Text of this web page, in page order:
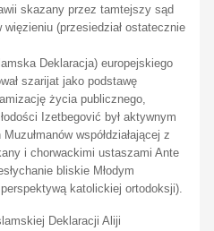
skazany przez tamtejszy sąd
więzieniu (przesiedział ostatecznie
Deklaracja) europejskiego
szarijat jako podstawę
życia publicznego,
Izetbegović był aktywnym
współdziałającej z
i chorwackimi ustaszami Ante
bliskie Młodym
katolickiej ortodoksji).
Deklaracji Aliji